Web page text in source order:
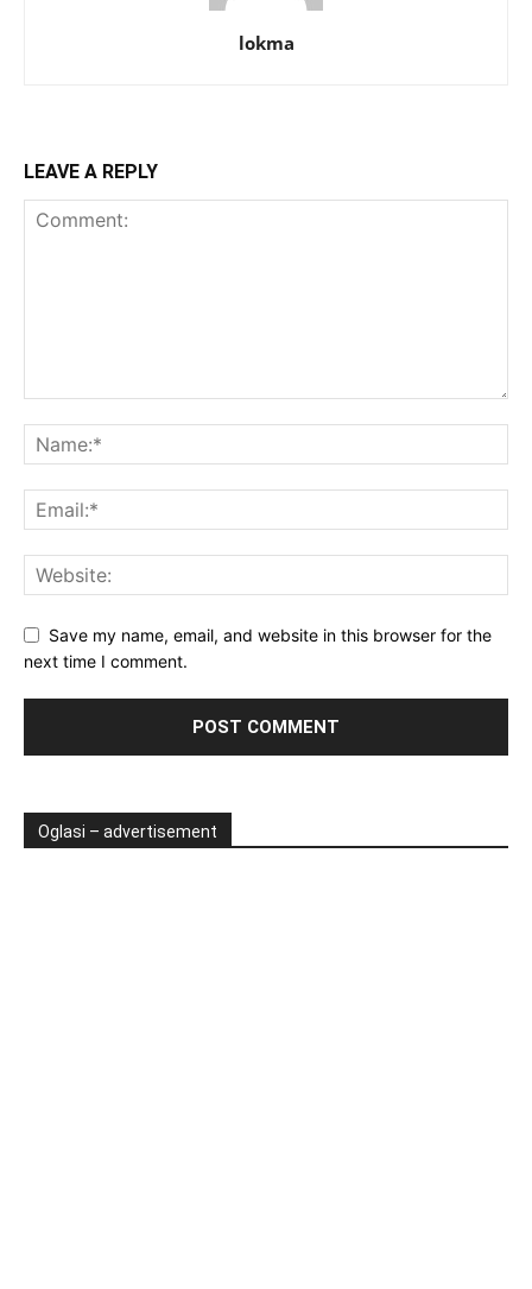
lokma
LEAVE A REPLY
Save my name, email, and website in this browser for the
next time I comment.
Oglasi – advertisement